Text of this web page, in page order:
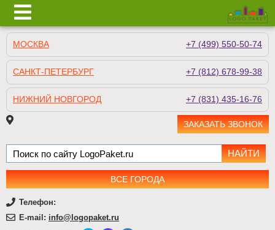
МОСКВА +7 (499) 550-50-74
САНКТ-ПЕТЕРБУРГ +7 (812) 678-99-38
НИЖНИЙ НОВГОРОД +7 (831) 435-16-76
ЗАКАЗАТЬ ЗВОНОК
ВСЕ ГОРОДА
Телефон:
E-mail: info@logopaket.ru